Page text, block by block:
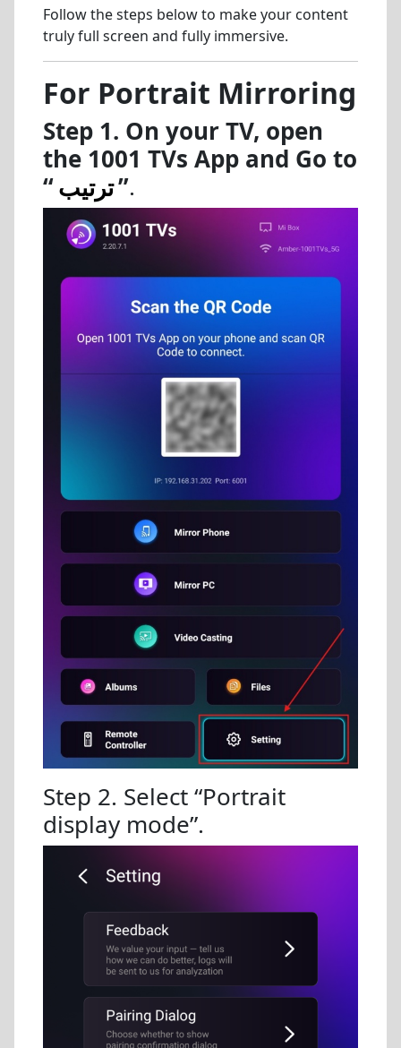
Follow the steps below to make your content
truly full screen and fully immersive.
For Portrait Mirroring
Step 1. On your TV, open
the 1001 TVs App and Go to
“ترتیب”.
Step 2. Select “Portrait
display mode”.